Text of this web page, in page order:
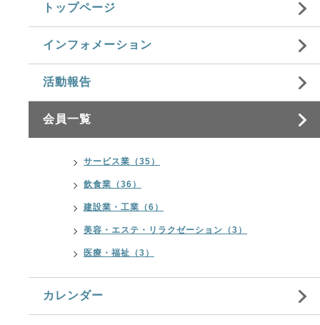
トップページ
インフォメーション
活動報告
会員一覧
サービス業（35）
飲食業（36）
建設業・工業（6）
美容・エステ・リラクゼーション（3）
医療・福祉（3）
カレンダー